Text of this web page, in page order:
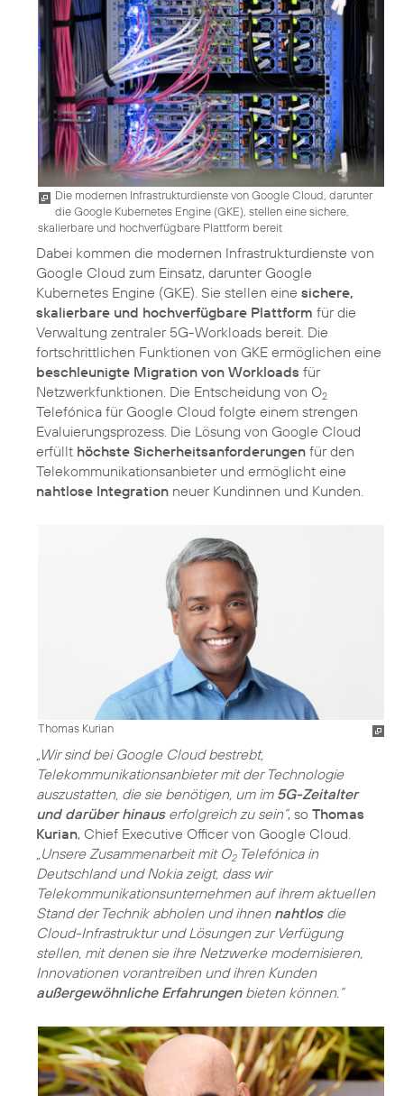
Die modernen Infrastrukturdienste von Google Cloud, darunter
die Google Kubernetes Engine (GKE), stellen eine sichere,
skalierbare und hochverfügbare Plattform bereit
Dabei kommen die modernen Infrastrukturdienste von
Google Cloud zum Einsatz, darunter Google
Kubernetes Engine (GKE). Sie stellen eine sichere,
skalierbare und hochverfügbare Plattform für die
Verwaltung zentraler 5G-Workloads bereit. Die
fortschrittlichen Funktionen von GKE ermöglichen eine
beschleunigte Migration von Workloads für
Netzwerkfunktionen. Die Entscheidung von O2
Telefónica für Google Cloud folgte einem strengen
Evaluierungsprozess. Die Lösung von Google Cloud
erfüllt höchste Sicherheitsanforderungen für den
Telekommunikationsanbieter und ermöglicht eine
nahtlose Integration neuer Kundinnen und Kunden.
Thomas Kurian
„Wir sind bei Google Cloud bestrebt,
Telekommunikationsanbieter mit der Technologie
auszustatten, die sie benötigen, um im 5G-Zeitalter
und darüber hinauserfolgreich zu sein“, so Thomas
Kurian, Chief Executive Officer von Google Cloud.
„Unsere Zusammenarbeit mit O2Telefónica in
Deutschland und Nokia zeigt, dass wir
Telekommunikationsunternehmen auf ihrem aktuellen
Stand der Technik abholen und ihnen nahtlosdie
Cloud-Infrastruktur und Lösungen zur Verfügung
stellen, mit denen sie ihre Netzwerke modernisieren,
Innovationen vorantreiben und ihren Kunden
außergewöhnliche Erfahrungenbieten können.“